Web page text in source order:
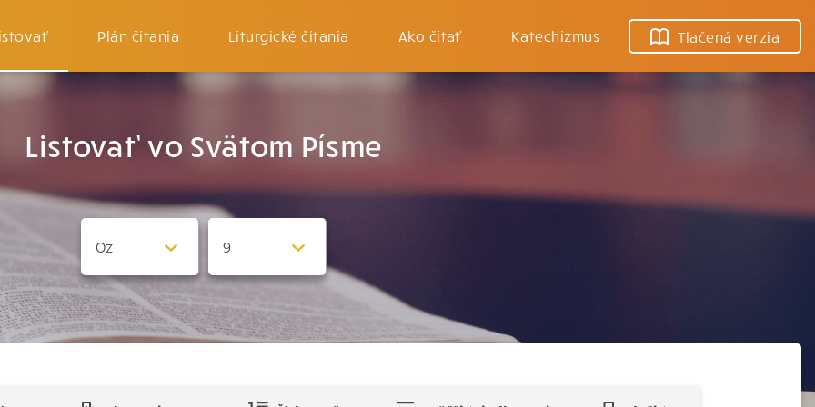
Plán čítania Liturgické čítania Ako čítať Katechizmus Tlačená verzia
Listovať vo Svätom Písme